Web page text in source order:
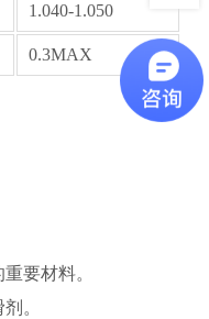
1.040-1.050
0.3MAX
要材料。
。